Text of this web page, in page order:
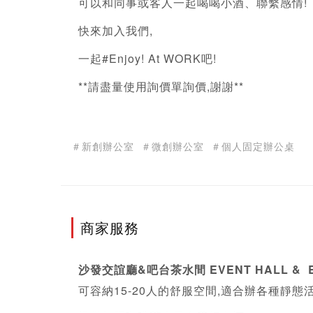
快來加入我們,
一起#Enjoy! At WORK吧!
**請盡量使用詢價單詢價,謝謝**
＃新創辦公室 ＃微創辦公室 ＃個人固定辦公桌
商家服務
沙發交誼廳&吧台茶水間 EVENT HALL &
可容納15-20人的舒服空間,適合辦各種靜態活